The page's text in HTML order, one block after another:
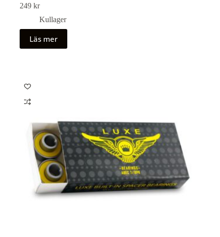
249 kr
Kullager
Läs mer